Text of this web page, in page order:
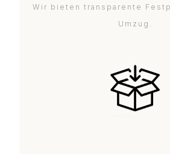
Wir bieten transparente
Umzug.